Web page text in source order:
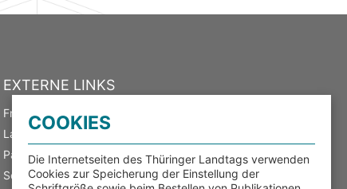
EXTERNE LINKS
Freistaat Thüringen
Landeswahlleiter
Parlamentsspiegel
Serviceportal Thüringen
COOKIES
Die Internetseiten des Thüringer Landtags verwenden
Cookies zur Speicherung der Einstellung der